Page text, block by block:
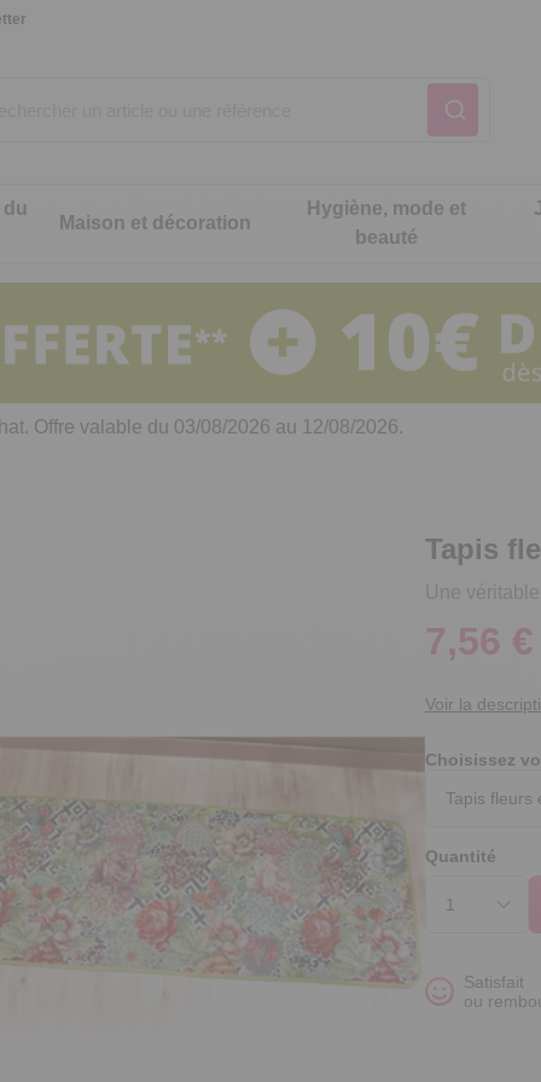
cuisine
Notre produit du
Notre produit du
Maison et décoration
Notre produit du
Hygiène, mode et
beauté
intimité
Notre produit du
Notre produit du
Notre produit du
Offre valable du 03/08/2026 au 12/08/2026.
Tapis
Une
7,56 €
Voir la
Choisissez
Quantité
Satisfait
ou